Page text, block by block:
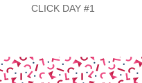
CLICK DAY #1